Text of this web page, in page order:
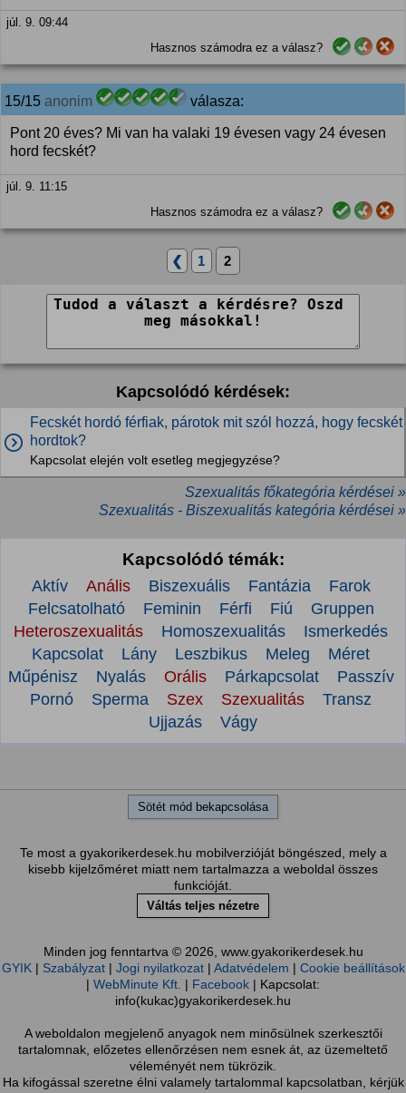
júl. 9. 09:44
Hasznos számodra ez a válasz?
15/15 anonim válasza:
Pont 20 éves? Mi van ha valaki 19 évesen vagy 24 évesen
hord fecskét?
júl. 9. 11:15
Hasznos számodra ez a válasz?
❮ 1 2
Kapcsolódó kérdések:
Fecskét hordó férfiak, párotok mit szól hozzá, hogy fecskét
hordtok?
Kapcsolat elején volt esetleg megjegyzése?
Szexualitás főkategória kérdései »
Szexualitás - Biszexualitás kategória kérdései »
Kapcsolódó témák:
Aktív Anális Biszexuális Fantázia
Farok
Felcsatolható
Feminin Férfi Fiú
Gruppen
Heteroszexualitás
Homoszexualitás
Ismerkedés
Kapcsolat
Lány Leszbikus Meleg
Méret
Műpénisz
Nyalás Orális Párkapcsolat
Passzív
Pornó
Sperma Szex Szexualitás
Transz
Ujjazás
Vágy
Sötét mód bekapcsolása
Te most a gyakorikerdesek.hu mobilverzióját böngészed, mely a
kisebb kijelzőméret miatt nem tartalmazza a weboldal összes
funkcióját.
Váltás teljes nézetre
Minden jog fenntartva © 2026, www.gyakorikerdesek.hu
GYIK| Szabályzat| Jogi nyilatkozat| Adatvédelem | Cookie beállítások
| WebMinute Kft. | Facebook | Kapcsolat:
info(kukac)gyakorikerdesek.hu
A weboldalon megjelenő anyagok nem minősülnek szerkesztői
tartalomnak, előzetes ellenőrzésen nem esnek át, az üzemeltető
véleményét nem tükrözik.
Ha kifogással szeretne élni valamely tartalommal kapcsolatban, kérjük